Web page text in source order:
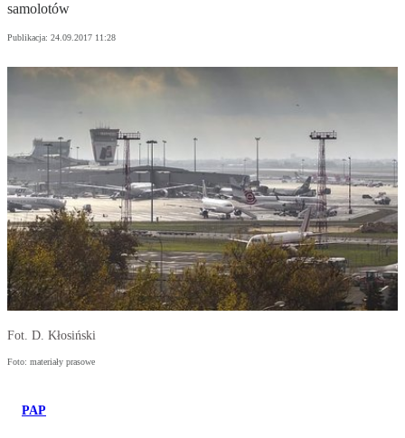
samolotów
Publikacja: 24.09.2017 11:28
Fot. D. Kłosiński
Foto: materiały prasowe
PAP